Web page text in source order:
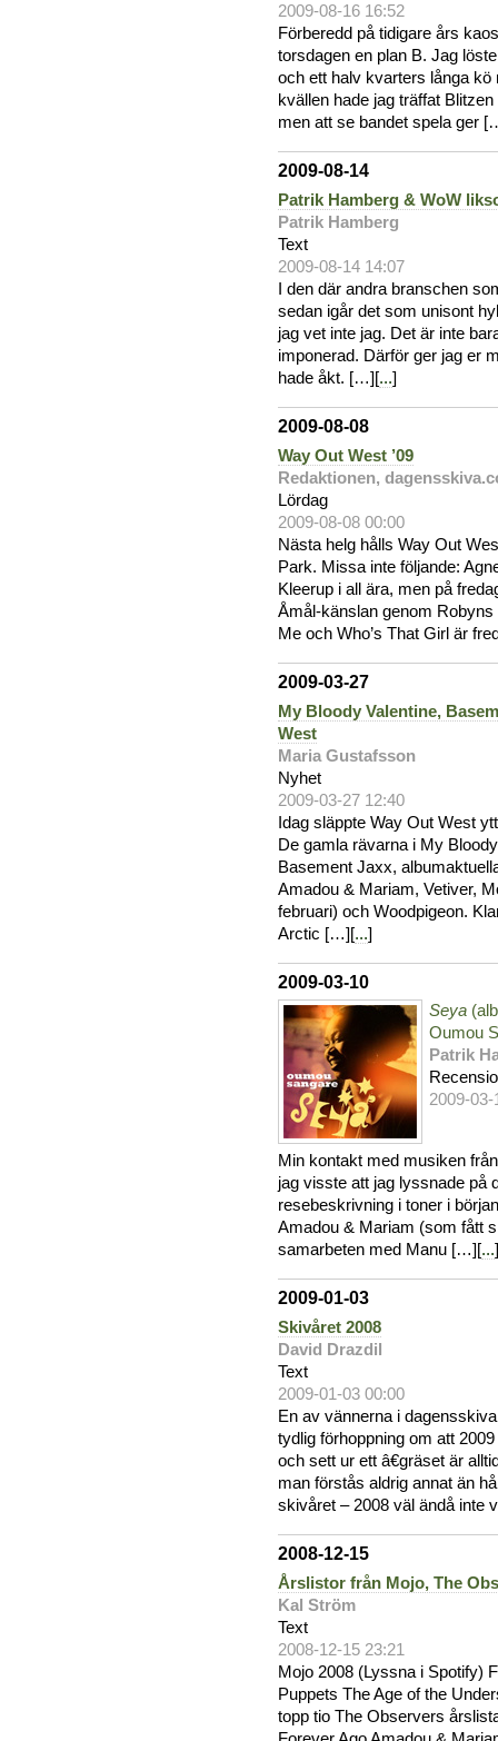
2009-08-16 16:52
Förberedd på tidigare års
torsdagen en plan B. Jag
och ett halv kvarters långa kö
kvällen hade jag träffat
men att se bandet spela ger
2009-08-14
Patrik Hamberg & WoW
Patrik Hamberg
Text
2009-08-14 14:07
I den där andra branschen
sedan igår det som unisont
jag vet inte jag. Det är inte
imponerad. Därför ger jag er
hade åkt. […][...]
2009-08-08
Way Out West ’09
Redaktionen,
Lördag
2009-08-08 00:00
Nästa helg hålls Way Out
Park. Missa inte följande:
Kleerup i all ära, men på
Åmål-känslan genom
Me och Who’s That Girl är
2009-03-27
My Bloody Valentine,
West
Maria Gustafsson
Nyhet
2009-03-27 12:40
Idag släppte Way Out West
De gamla rävarna i My
Basement Jaxx,
Amadou & Mariam, Vetiver,
februari) och Woodpigeon.
Arctic […][...]
2009-03-10
Seya
Oumou
Patrik
2009-03-
Min kontakt med musiken
jag visste att jag lyssnade på
resebeskrivning i toner i
Amadou & Mariam (som fått
samarbeten med Manu […][...]
2009-01-03
Skivåret 2008
David Drazdil
Text
2009-01-03 00:00
En av vännerna i
tydlig förhoppning om att
och sett ur ett â€gräset är
man förstås aldrig annat än
skivåret – 2008 väl ändå inte
2008-12-15
Årslistor från Mojo, The
Kal Ström
Text
2008-12-15 23:21
Mojo 2008 (Lyssna i Spotify)
Puppets The Age of the
topp tio The Observers